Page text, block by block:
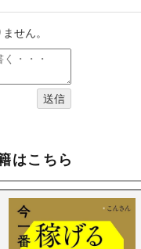
せん。
はこちら